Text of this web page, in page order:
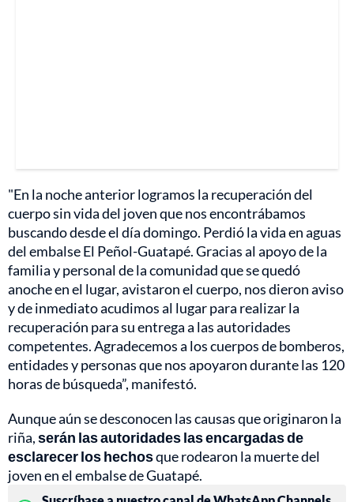
"En la noche anterior logramos la recuperación del
cuerpo sin vida del joven que nos encontrábamos
buscando desde el día domingo. Perdió la vida en aguas
del embalse El Peñol-Guatapé. Gracias al apoyo de la
familia y personal de la comunidad que se quedó
anoche en el lugar, avistaron el cuerpo, nos dieron aviso
y de inmediato acudimos al lugar para realizar la
recuperación para su entrega a las autoridades
competentes. Agradecemos a los cuerpos de bomberos,
entidades y personas que nos apoyaron durante las 120
horas de búsqueda”, manifestó.
Aunque aún se desconocen las causas que originaron la
riña,serán las autoridades las encargadas de
esclarecer los hechosque rodearon la muerte del
joven en el embalse de Guatapé.